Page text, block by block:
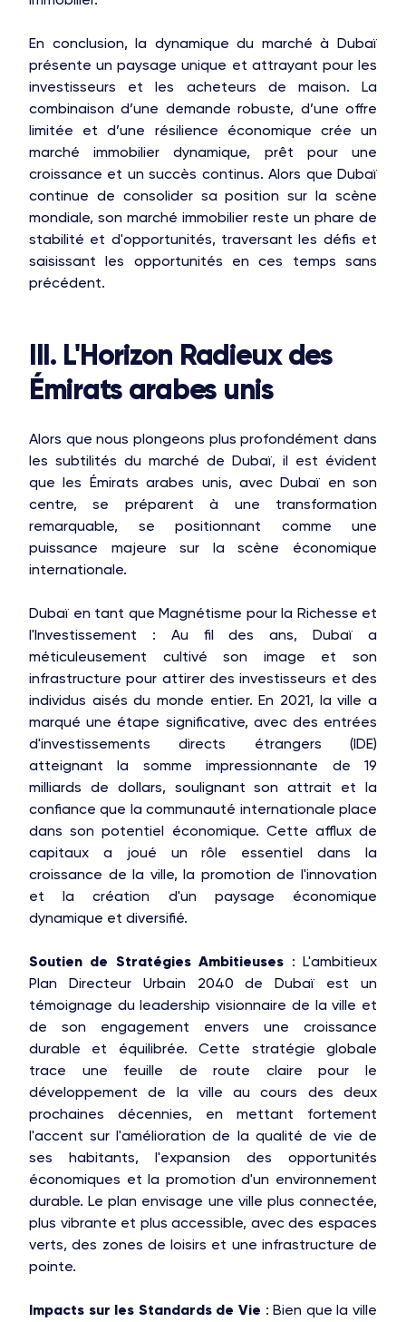
En conclusion, la dynamique du marché à Dubaï
présente un paysage unique et attrayant pour les
investisseurs et les acheteurs de maison. La
combinaison d’une demande robuste, d’une offre
limitée et d’une résilience économique crée un
marché immobilier dynamique, prêt pour une
croissance et un succès continus. Alors que Dubaï
continue de consolider sa position sur la scène
mondiale, son marché immobilier reste un phare de
stabilité et d'opportunités, traversant les défis et
saisissant les opportunités en ces temps sans
précédent.
III. L'Horizon Radieux des
Émirats arabes unis
Alors que nous plongeons plus profondément dans
les subtilités du marché de Dubaï, il est évident
que les Émirats arabes unis, avec Dubaï en son
centre, se préparent à une transformation
remarquable, se positionnant comme une
puissance majeure sur la scène économique
internationale.
Dubaï en tant que Magnétisme pour la Richesse et
l'Investissement : Au fil des ans, Dubaï a
méticuleusement cultivé son image et son
infrastructure pour attirer des investisseurs et des
individus aisés du monde entier. En 2021, la ville a
marqué une étape significative, avec des entrées
d'investissements directs étrangers (IDE)
atteignant la somme impressionnante de 19
milliards de dollars, soulignant son attrait et la
confiance que la communauté internationale place
dans son potentiel économique. Cette afflux de
capitaux a joué un rôle essentiel dans la
croissance de la ville, la promotion de l'innovation
et la création d'un paysage économique
dynamique et diversifié.
Soutien de Stratégies Ambitieuses : L'ambitieux
Plan Directeur Urbain 2040 de Dubaï est un
témoignage du leadership visionnaire de la ville et
de son engagement envers une croissance
durable et équilibrée. Cette stratégie globale
trace une feuille de route claire pour le
développement de la ville au cours des deux
prochaines décennies, en mettant fortement
l'accent sur l'amélioration de la qualité de vie de
ses habitants, l'expansion des opportunités
économiques et la promotion d'un environnement
durable. Le plan envisage une ville plus connectée,
plus vibrante et plus accessible, avec des espaces
verts, des zones de loisirs et une infrastructure de
pointe.
Impacts sur les Standards de Vie : Bien que la ville